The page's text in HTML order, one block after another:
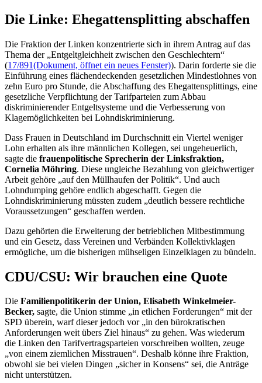
Die Linke: Ehegattensplitting abschaffen
Die Fraktion der Linken konzentrierte sich in ihrem Antrag auf das
Thema der „Entgeltgleichheit zwischen den Geschlechtern“
(17/891(Dokument, öffnet ein neues Fenster)). Darin forderte sie die
Einführung eines flächendeckenden gesetzlichen Mindestlohnes von
zehn Euro pro Stunde, die Abschaffung des Ehegattensplittings, eine
gesetzliche Verpflichtung der Tarifparteien zum Abbau
diskriminierender Entgeltsysteme und die Verbesserung von
Klagemöglichkeiten bei Lohndiskriminierung.
Dass Frauen in Deutschland im Durchschnitt ein Viertel weniger
Lohn erhalten als ihre männlichen Kollegen, sei ungeheuerlich,
sagte die frauenpolitische Sprecherin der Linksfraktion,
Cornelia Möhring. Diese ungleiche Bezahlung von gleichwertiger
Arbeit gehöre „auf den Müllhaufen der Politik“. Und auch
Lohndumping gehöre endlich abgeschafft. Gegen die
Lohndiskriminierung müssten zudem „deutlich bessere rechtliche
Voraussetzungen“ geschaffen werden.
Dazu gehörten die Erweiterung der betrieblichen Mitbestimmung
und ein Gesetz, dass Vereinen und Verbänden Kollektivklagen
ermögliche, um die bisherigen mühseligen Einzelklagen zu bündeln.
CDU/CSU: Wir brauchen eine Quote
Die Familienpolitikerin der Union, Elisabeth Winkelmeier-
Becker, sagte, die Union stimme „in etlichen Forderungen“ mit der
SPD überein, warf dieser jedoch vor „in den bürokratischen
Anforderungen weit übers Ziel hinaus“ zu gehen. Was wiederum
die Linken den Tarifvertragsparteien vorschreiben wollten, zeuge
„von einem ziemlichen Misstrauen“. Deshalb könne ihre Fraktion,
obwohl sie bei vielen Dingen „sicher in Konsens“ sei, die Anträge
nicht unterstützen.